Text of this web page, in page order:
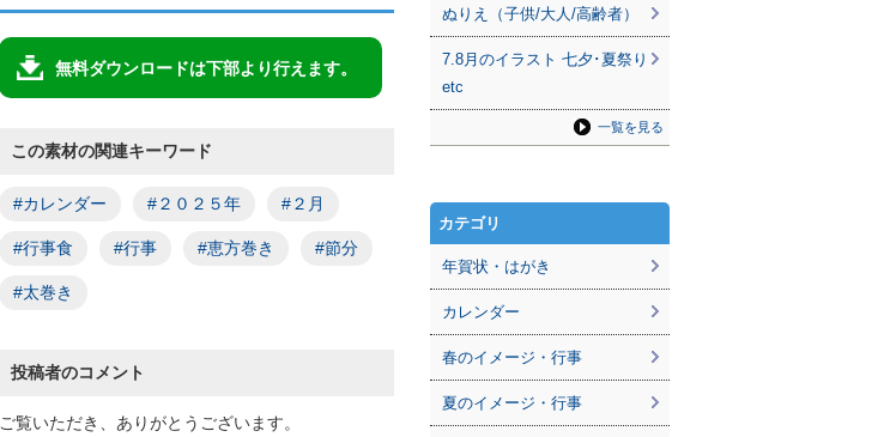
無料ダウンロードは下部より行えます。
この素材の関連キーワード
#カレンダー #２０２５年 #２月
#行事食 #行事 #恵方巻き #節分
#太巻き
投稿者のコメント
ご覧いただき、ありがとうございます。
ぬりえ（子供/大人/高齢者）
7.8月のイラスト 七夕･夏祭り
etc
一覧を見る
カテゴリ
年賀状・はがき
カレンダー
春のイメージ・行事
夏のイメージ・行事